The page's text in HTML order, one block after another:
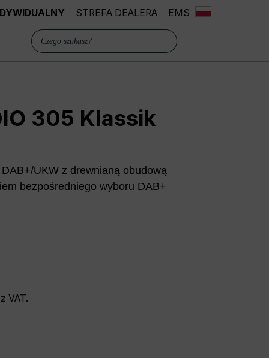
STREFA DEALERA EMS
305 Klassik
UKW z drewnianą obudową
bezpośredniego wyboru DAB+
z VAT.